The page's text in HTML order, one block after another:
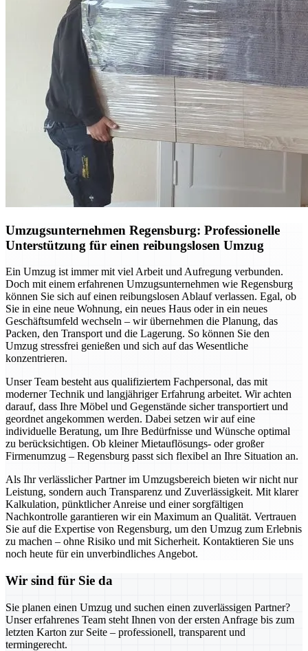
Umzugsunternehmen Regensburg: Professionelle
Unterstützung für einen reibungslosen Umzug
Ein Umzug ist immer mit viel Arbeit und Aufregung verbunden.
Doch mit einem erfahrenen Umzugsunternehmen wie Regensburg
können Sie sich auf einen reibungslosen Ablauf verlassen. Egal, ob
Sie in eine neue Wohnung, ein neues Haus oder in ein neues
Geschäftsumfeld wechseln – wir übernehmen die Planung, das
Packen, den Transport und die Lagerung. So können Sie den
Umzug stressfrei genießen und sich auf das Wesentliche
konzentrieren.
Unser Team besteht aus qualifiziertem Fachpersonal, das mit
moderner Technik und langjähriger Erfahrung arbeitet. Wir achten
darauf, dass Ihre Möbel und Gegenstände sicher transportiert und
geordnet angekommen werden. Dabei setzen wir auf eine
individuelle Beratung, um Ihre Bedürfnisse und Wünsche optimal
zu berücksichtigen. Ob kleiner Mietauflösungs- oder großer
Firmenumzug – Regensburg passt sich flexibel an Ihre Situation an.
Als Ihr verlässlicher Partner im Umzugsbereich bieten wir nicht nur
Leistung, sondern auch Transparenz und Zuverlässigkeit. Mit klarer
Kalkulation, pünktlicher Anreise und einer sorgfältigen
Nachkontrolle garantieren wir ein Maximum an Qualität. Vertrauen
Sie auf die Expertise von Regensburg, um den Umzug zum Erlebnis
zu machen – ohne Risiko und mit Sicherheit. Kontaktieren Sie uns
noch heute für ein unverbindliches Angebot.
Wir sind für Sie da
Sie planen einen Umzug und suchen einen zuverlässigen Partner?
Unser erfahrenes Team steht Ihnen von der ersten Anfrage bis zum
letzten Karton zur Seite – professionell, transparent und
termingerecht.